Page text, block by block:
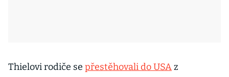
Thielovi rodiče se přestěhovali do USAz